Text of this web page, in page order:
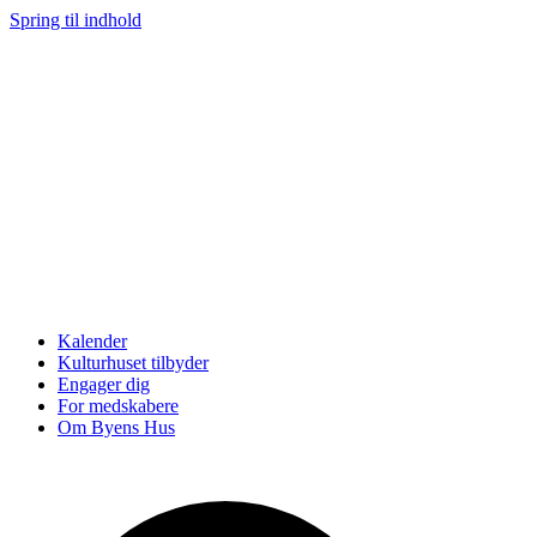
Spring til indhold
Kalender
Kulturhuset tilbyder
Engager dig
For medskabere
Om Byens Hus